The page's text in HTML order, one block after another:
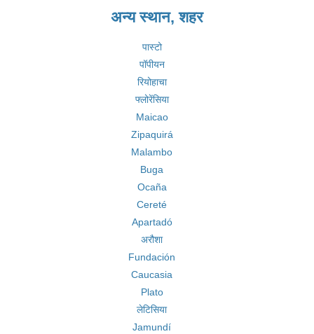
अन्य स्थान, शहर
पास्टो
पॉपीयन
रियोहाचा
फ्लोरेंसिया
Maicao
Zipaquirá
Malambo
Buga
Ocaña
Cereté
Apartadó
अरौशा
Fundación
Caucasia
Plato
लेटिसिया
Jamundí